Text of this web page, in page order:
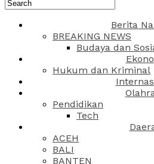
Berita
BREAKING NEWS
Budaya dan
Hukum dan Kriminal
Pendidikan
Tech
ACEH
BALI
BANTEN